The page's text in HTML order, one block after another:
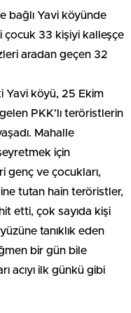
bağlı Yavi köyünde
çocuk 33 kişiyi kalleşçe
aradan geçen 32
Yavi köyü, 25 Ekim
PKK’lı teröristlerin
Mahalle
için
genç ve çocukları,
tutan hain teröristler,
etti, çok sayıda kişi
tanıklık eden
bir gün bile
acıyı ilk günkü gibi